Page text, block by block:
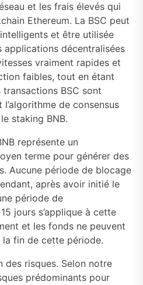
et les frais élevés qui
Ethereum. La BSC peut
et être utilisée
applications décentralisées
vraiment rapides et
faibles, tout en étant
BSC sont
de consensus
staking BNB.
représente un
terme pour générer des
Aucune période de blocage
après avoir initié le
période de
jours s’applique à cette
et les fonds ne peuvent
la fin de cette période.
des risques. Selon notre
prédominants pour